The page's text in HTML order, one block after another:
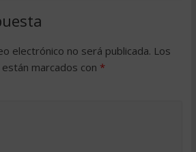
electrónico no será publicada. Los
marcados con *